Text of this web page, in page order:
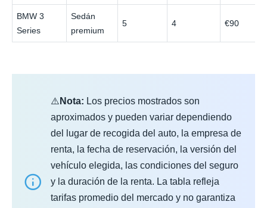
BMW 3
Series
Sedán
premium
5 4 €90
⚠️ Nota: Los precios mostrados son
aproximados y pueden variar dependiendo
del lugar de recogida del auto, la empresa de
renta, la fecha de reservación, la versión del
vehículo elegida, las condiciones del seguro
y la duración de la renta. La tabla refleja
tarifas promedio del mercado y no garantiza